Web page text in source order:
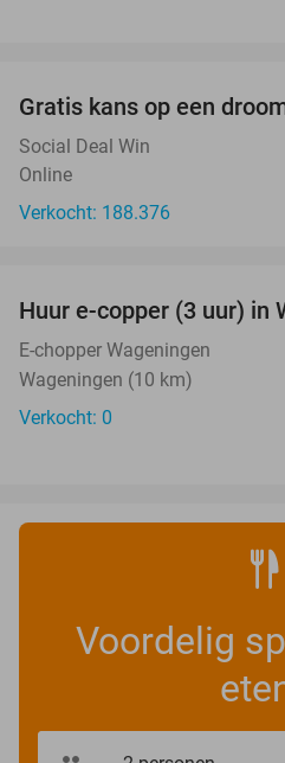
Gratis kans op een
Social Deal Win
Online
Verkocht: 188.376
TODAY
Huur e-copper (3 uur) in
E-chopper Wageningen
Wageningen (10 km)
Verkocht: 0
Voordelig